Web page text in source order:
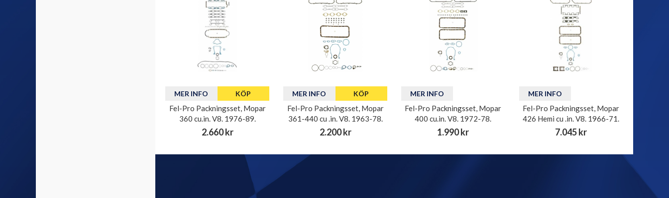
MER INFO KÖP
Fel-Pro Packningsset, Mopar
360 cu.in. V8. 1976-89.
2.660 kr
MER INFO KÖP
Fel-Pro Packningsset, Mopar
361-440 cu .in. V8. 1963-78.
2.200 kr
MER INFO
Fel-Pro Packningsset, Mopar
400 cu.in. V8. 1972-78.
1.990 kr
MER INFO
Fel-Pro Packningsset, Mopar
426 Hemi cu .in. V8. 1966-71.
7.045 kr